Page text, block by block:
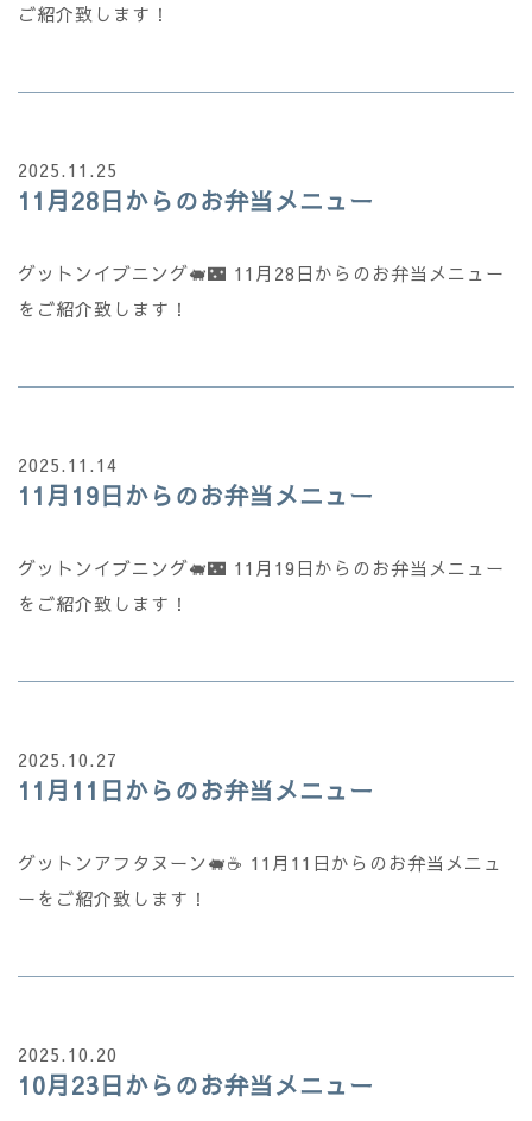
ご紹介致します！
2025.11.25
11月28日からのお弁当メニュー
グットンイブニング🐖🌃 11月28日からのお弁当メニュー
をご紹介致します！
2025.11.14
11月19日からのお弁当メニュー
グットンイブニング🐖🌃 11月19日からのお弁当メニュー
をご紹介致します！
2025.10.27
11月11日からのお弁当メニュー
グットンアフタヌーン🐖☕ 11月11日からのお弁当メニュ
ーをご紹介致します！
2025.10.20
10月23日からのお弁当メニュー